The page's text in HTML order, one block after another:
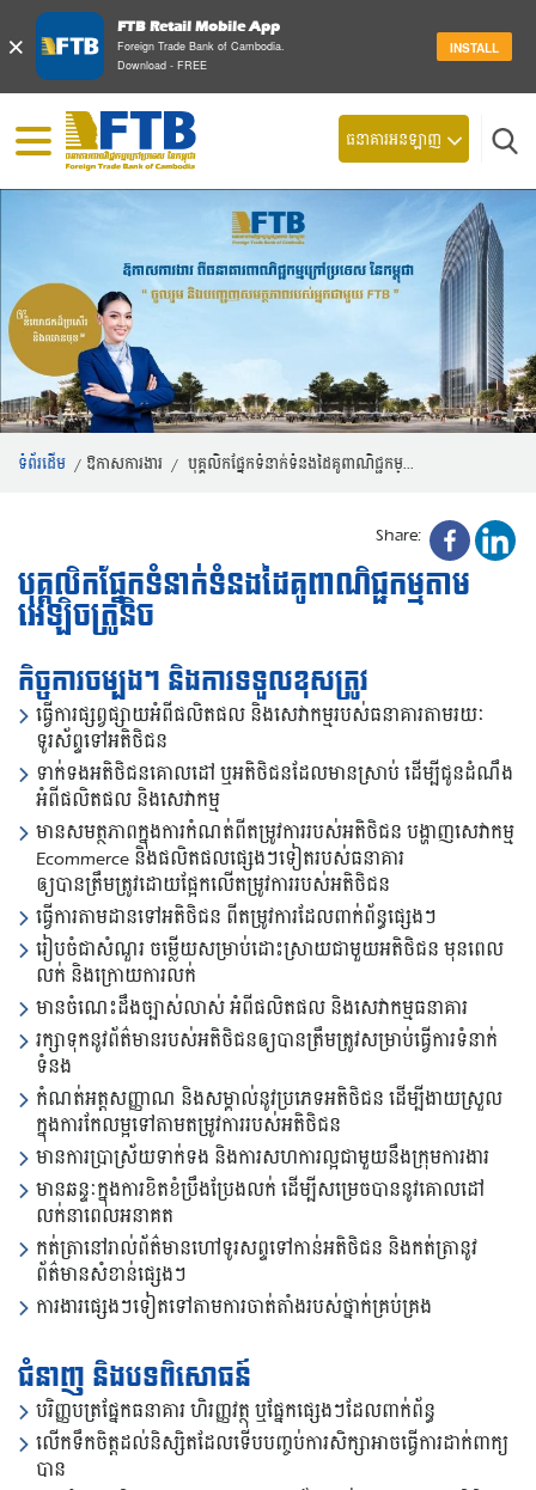
×
FTB Retail Mobile App
Foreign Trade Bank of Cambodia.
Download - FREE
INSTALL
ទំព័រដើម / ឱកាសការងារ / បុគ្គលិកផ្នែកទំនាក់ទំនងដៃគូពាណិជ្ជកម្...
Share:
បុគ្គលិកផ្នែកទំនាក់ទំនងដៃគូពាណិជ្ជកម្មតាម
អេឡិចត្រូនិច
កិច្ចការចម្បងៗ និងការទទួលខុសត្រូវ
ធ្វើការផ្សព្វផ្សាយអំពីផលិតផល និងសេវាកម្មរបស់ធនាគារតាមរយៈ
ទូរស័ព្ទទៅអតិថិជន
ទាក់ទងអតិថិជនគោលដៅ ឬអតិថិជនដែលមានស្រាប់ ដើម្បីជូនដំណឹង
អំពីផលិតផល និងសេវាកម្ម
មានសមត្ថភាពក្នុងការកំណត់ពីតម្រូវការរបស់អតិថិជន បង្ហាញសេវាកម្ម
Ecommerce និងផលិតផលផ្សេងៗទៀតរបស់ធនាគារ
ឲ្យបានត្រឹមត្រូវដោយផ្អែកលើតម្រូវការរបស់អតិថិជន
ធ្វើការតាមដានទៅអតិថិជន ពីតម្រូវការដែលពាក់ព័ន្ធផ្សេងៗ
រៀបចំជាសំណួរ ចម្លើយសម្រាប់ដោះស្រាយជាមួយអតិថិជន មុនពេល
លក់ និងក្រោយការលក់
មានចំណេះដឹងច្បាស់លាស់ អំពីផលិតផល និងសេវាកម្មធនាគារ
រក្សាទុកនូវព័ត៌មានរបស់អតិថិជនឲ្យបានត្រឹមត្រូវសម្រាប់ធ្វើការទំនាក់
ទំនង
កំណត់អត្តសញ្ញាណ និងសម្គាល់នូវប្រភេទអតិថិជន ដើម្បីងាយស្រួល
ក្នុងការកែលម្អទៅតាមតម្រូវការរបស់អតិថិជន
មានការប្រាស្រ័យទាក់ទង និងការសហការល្អជាមួយនឹងក្រុមការងារ
មានឆន្ទៈក្នុងការខិតខំប្រឹងប្រែងលក់ ដើម្បីសម្រេចបាននូវគោលដៅ
លក់នាពេលអនាគត
កត់ត្រានៅរាល់ព័ត៌មានហៅទូរសព្ទទៅកាន់អតិថិជន និងកត់ត្រានូវ
ព័ត៌មានសំខាន់ផ្សេងៗ
ការងារផ្សេងៗទៀតទៅតាមការចាត់តាំងរបស់ថ្នាក់គ្រប់គ្រង
ជំនាញ និងបទពិសោធន៍
បរិញ្ញបត្រផ្នែកធនាគារ ហិរញ្ញវត្ថុ ឬផ្នែកផ្សេងៗដែលពាក់ព័ន្ធ
លើកទឹកចិត្តដល់និស្សិតដែលទើបបញ្ចប់ការសិក្សាអាចធ្វើការដាក់ពាក្យ
បាន
ស្វែ
ធនាគារអនឡាញ